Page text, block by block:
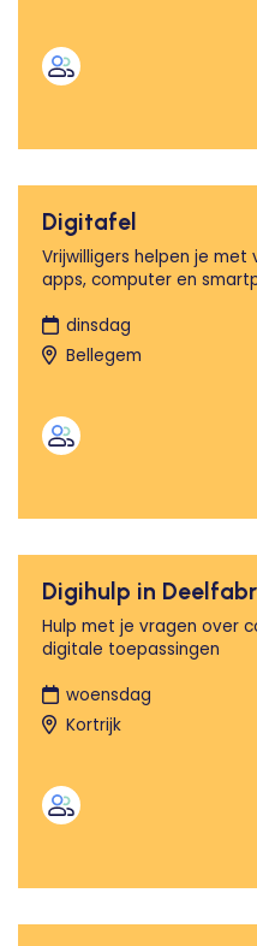
Digitafel
Vrijwilligers helpen je met
apps, computer en
dinsdag
Bellegem
Digihulp in
Hulp met je vragen over
digitale toepassingen
woensdag
Kortrijk